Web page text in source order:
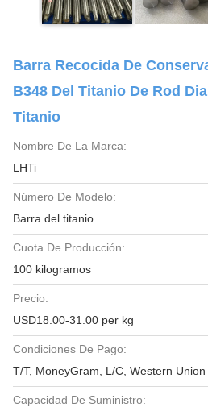
Barra Recocida De
B348 Del Titanio De Rod
Titanio
Nombre De La Marca:
LHTi
Número De Modelo:
Barra del titanio
Cuota De Producción:
100 kilogramos
Precio:
USD18.00-31.00 per kg
Condiciones De Pago:
T/T, MoneyGram, L/C, Western Union
Capacidad De Suministro: